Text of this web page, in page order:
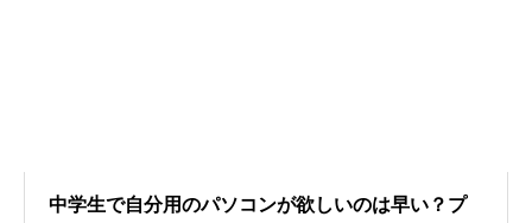
中学生で自分用のパソコンが欲しいのは早い？プ